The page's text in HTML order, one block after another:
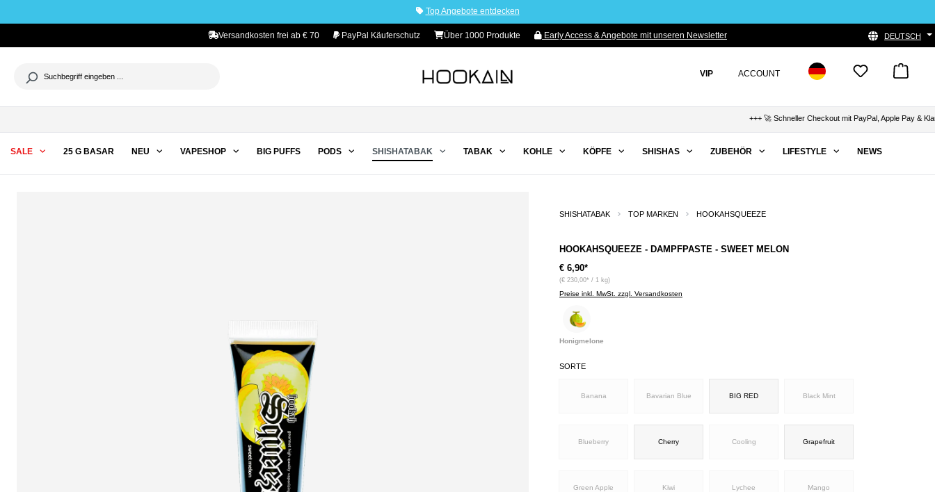
Top Angebote entdecken
Versandkosten frei ab € 70 PayPal Käuferschutz Über 1000 Produkte Early Access & Angebote mit unseren Newsletter DEUTSCH
VIP ACCOUNT
+++ 🚀 Schneller Checkout mit PayPal, Apple Pay &
SALE 25 G BASAR NEU VAPESHOP BIG PUFFS PODS SHISHATABAK TABAK KOHLE KÖPFE SHISHAS ZUBEHÖR LIFESTYLE NEWS
SHISHATABAK TOP MARKEN HOOKAHSQUEEZE
HOOKAHSQUEEZE - DAMPFPASTE - SWEET MELON
€ 6,90*
(€ 230,00* / 1 kg)
Preise inkl. MwSt. zzgl. Versandkosten
Honigmelone
SORTE
Banana Bavarian Blue BIG RED Black Mint
Blueberry Cherry Cooling Grapefruit
Green Apple Kiwi Lychee Mango